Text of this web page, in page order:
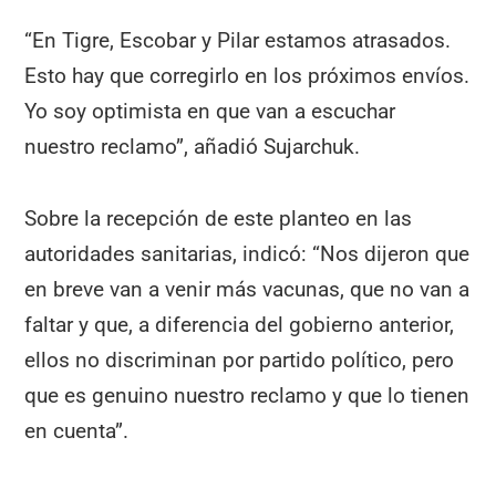
“En Tigre, Escobar y Pilar estamos atrasados.
Esto hay que corregirlo en los próximos envíos.
Yo soy optimista en que van a escuchar
nuestro reclamo”, añadió Sujarchuk.
Sobre la recepción de este planteo en las
autoridades sanitarias, indicó: “Nos dijeron que
en breve van a venir más vacunas, que no van a
faltar y que, a diferencia del gobierno anterior,
ellos no discriminan por partido político, pero
que es genuino nuestro reclamo y que lo tienen
en cuenta”.